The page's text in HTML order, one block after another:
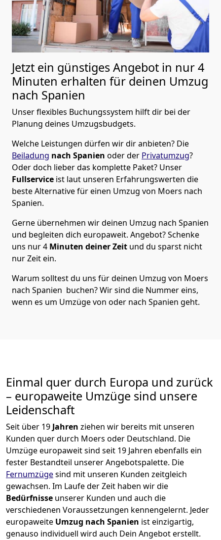
Jetzt ein günstiges Angebot in nur4
Minuten erhalten für deinen Umzug
nach Spanien
Unser flexibles Buchungssystem hilft dir bei der
Planung deines Umzugsbudgets.
Welche Leistungen dürfen wir dir anbieten? Die
Beiladung nach Spanien oder der Privatumzug?
Oder doch lieber das komplette Paket? Unser
Fullservice ist laut unseren Erfahrungswerten die
beste Alternative für einen Umzug von Moers nach
Spanien.
Gerne übernehmen wir deinen Umzug nach Spanien
und begleiten dich europaweit. Angebot? Schenke
uns nur4 Minuten deiner Zeit und du sparst nicht
nur Zeit ein.
Warum solltest du uns für deinen Umzug von Moers
nach Spanien buchen? Wir sind die Nummer eins,
wenn es um Umzüge von oder nach Spanien geht.
Einmal quer durch Europa und zurück
– europaweite Umzüge sind unsere
Leidenschaft
Seit über 19 Jahren ziehen wir bereits mit unseren
Kunden quer durch Moers oder Deutschland. Die
Umzüge europaweit sind seit 19 Jahren ebenfalls ein
fester Bestandteil unserer Angebotspalette. Die
Fernumzügesind mit unseren Kunden zeitgleich
gewachsen. Im Laufe der Zeit haben wir die
Bedürfnisse unserer Kunden und auch die
verschiedenen Voraussetzungen kennengelernt. Jeder
europaweite Umzug nach Spanien ist einzigartig,
genauso individuell wird auch Dein Angebot erstellt.